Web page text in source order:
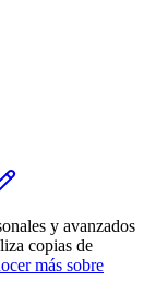
y avanzados
copias de
más sobre